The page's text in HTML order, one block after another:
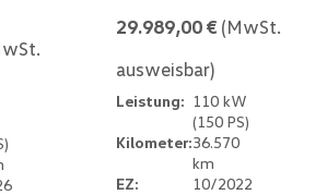
29.989,00 € (MwSt.
ausweisbar)
Leistung: 110 kW
(150 PS)
Kilometer:36.570
km
EZ:
10/2022